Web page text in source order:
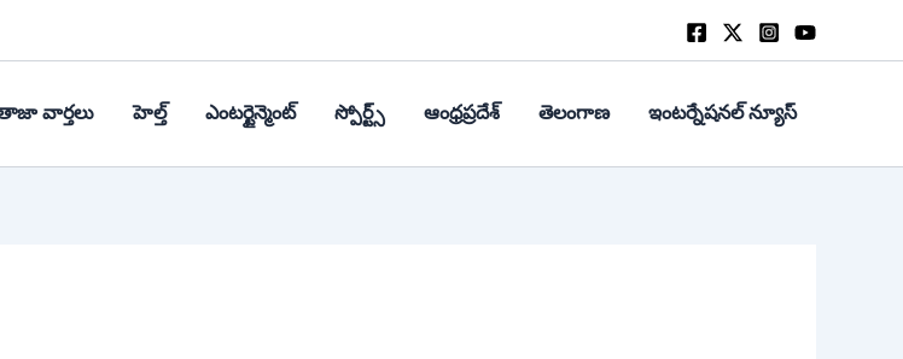
వార్తలు హెల్త్‌ ఎంటర్టైన్మెంట్ స్పోర్ట్స్ ఆంధ్రప్రదేశ్ తెలంగాణ ఇంటర్నేషనల్ న్యూస్